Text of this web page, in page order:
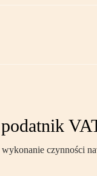
czynności